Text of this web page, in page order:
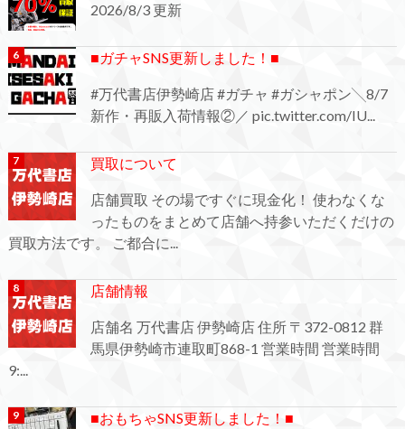
2026/8/3 更新
■ガチャSNS更新しました！■
#万代書店伊勢崎店 #ガチャ #ガシャポン╲8/7
新作・再販入荷情報②／ pic.twitter.com/IU...
買取について
店舗買取 その場ですぐに現金化！ 使わなくな
ったものをまとめて店舗へ持参いただくだけの
買取方法です。 ご都合に...
店舗情報
店舗名 万代書店 伊勢崎店 住所 〒372-0812 群
馬県伊勢崎市連取町868-1 営業時間 営業時間
9:...
■おもちゃSNS更新しました！■